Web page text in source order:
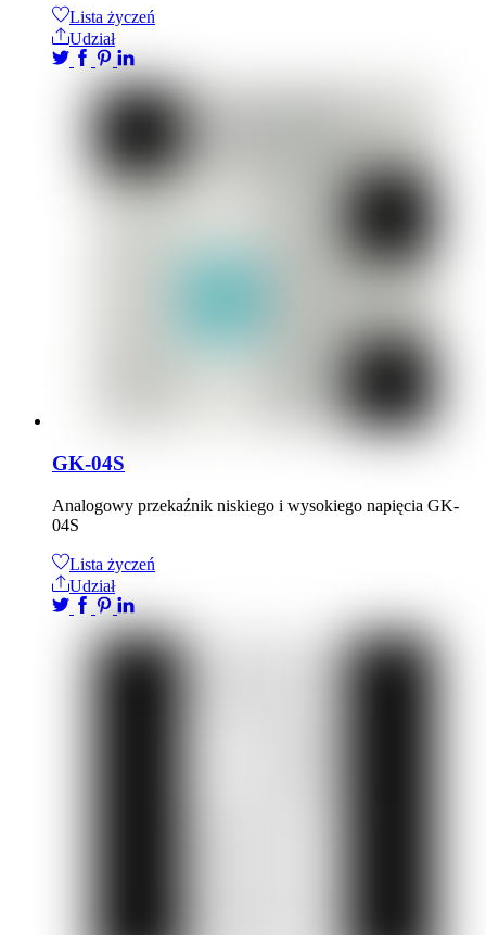
Lista życzeń
Udział
GK-04S
Analogowy przekaźnik niskiego i wysokiego napięcia GK-
04S
Lista życzeń
Udział